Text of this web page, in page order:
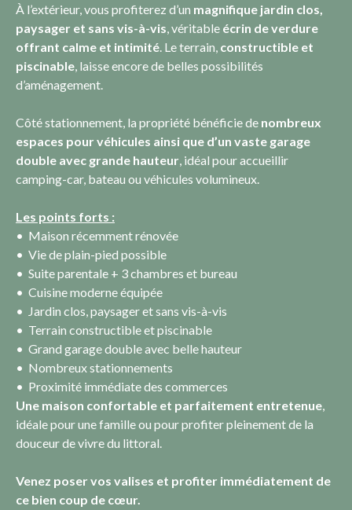
À l’extérieur, vous profiterez d’un magnifique jardin clos,
paysager et sans vis-à-vis, véritable écrin de verdure
offrant calme et intimité. Le terrain, constructible et
piscinable, laisse encore de belles possibilités
d’aménagement.
Côté stationnement, la propriété bénéficie de nombreux
espaces pour véhicules ainsi que d’un vaste garage
double avec grande hauteur, idéal pour accueillir
camping-car, bateau ou véhicules volumineux.
Les points forts :
Maison récemment rénovée
Vie de plain-pied possible
Suite parentale + 3 chambres et bureau
Cuisine moderne équipée
Jardin clos, paysager et sans vis-à-vis
Terrain constructible et piscinable
Grand garage double avec belle hauteur
Nombreux stationnements
Proximité immédiate des commerces
Une maison confortable et parfaitement entretenue,
idéale pour une famille ou pour profiter pleinement de la
douceur de vivre du littoral.
Venez poser vos valises et profiter immédiatement de
ce bien coup de cœur.